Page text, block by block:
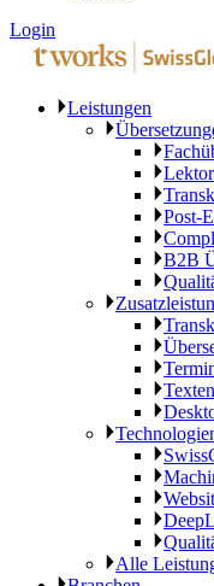
Login
Leistungen
Post-
B2B
Texten
Alle